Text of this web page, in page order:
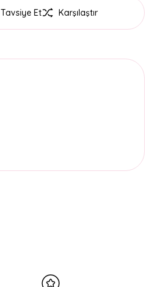
Tavsiye Et Karşılaştır